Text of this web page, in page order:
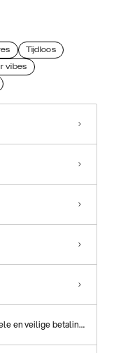
Tijdloos
vibes
en veilige betalingen